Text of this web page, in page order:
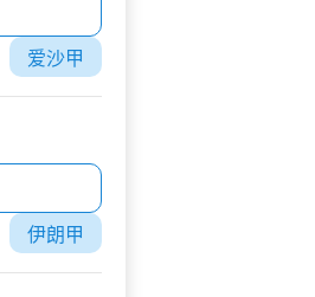
爱沙甲
伊朗甲